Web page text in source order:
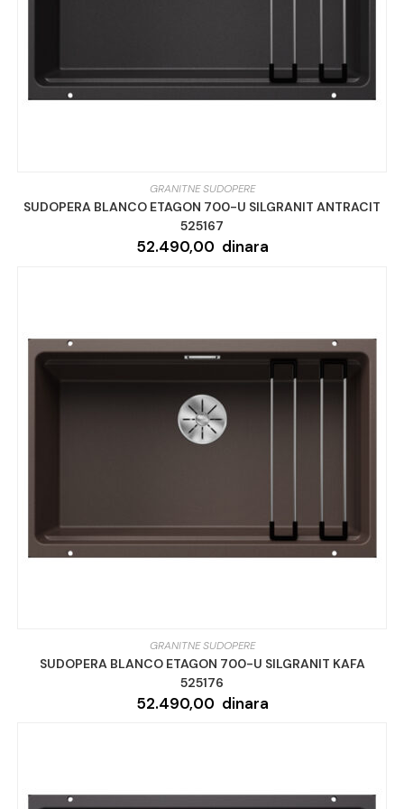
GRANITNE SUDOPERE
SUDOPERA BLANCO ETAGON 700-U SILGRANIT ANTRACIT
525167
52.490,00 dinara
GRANITNE SUDOPERE
SUDOPERA BLANCO ETAGON 700-U SILGRANIT KAFA
525176
52.490,00 dinara